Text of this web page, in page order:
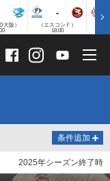
大阪）
-
（エスコンＦ）
18:00
条件追加
2025年シーズン終了時